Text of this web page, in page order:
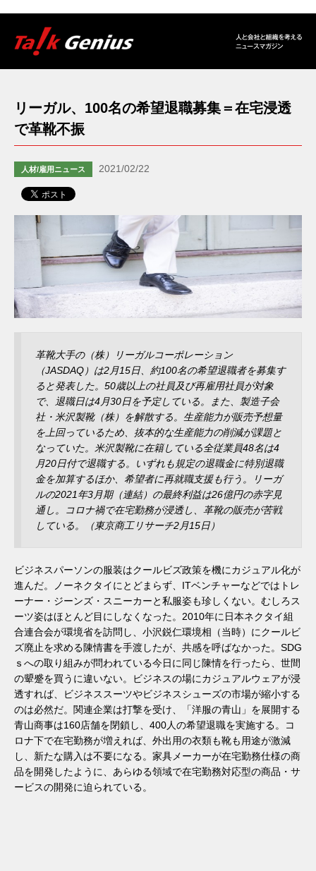
リーガル、100名の希望退職募集＝在宅浸透
で革靴不振
人材/雇用ニュース 2021/02/22
革靴大手の（株）リーガルコーポレーション
（JASDAQ）は2月15日、約100名の希望退職者を募集す
ると発表した。50歳以上の社員及び再雇用社員が対象
で、退職日は4月30日を予定している。また、製造子会
社・米沢製靴（株）を解散する。生産能力が販売予想量
を上回っているため、抜本的な生産能力の削減が課題と
なっていた。米沢製靴に在籍している全従業員48名は4
月20日付で退職する。いずれも規定の退職金に特別退職
金を加算するほか、希望者に再就職支援も行う。リーガ
ルの2021年3月期（連結）の最終利益は26億円の赤字見
通し。コロナ禍で在宅勤務が浸透し、革靴の販売が苦戦
している。（東京商工リサーチ2月15日）
ビジネスパーソンの服装はクールビズ政策を機にカジュアル化が
進んだ。ノーネクタイにとどまらず、ITベンチャーなどではトレ
ーナー・ジーンズ・スニーカーと私服姿も珍しくない。むしろス
ーツ姿はほとんど目にしなくなった。2010年に日本ネクタイ組
合連合会が環境省を訪問し、小沢鋭仁環境相（当時）にクールビ
ズ廃止を求める陳情書を手渡したが、共感を呼ばなかった。SDG
ｓへの取り組みが問われている今日に同じ陳情を行ったら、世間
の顰蹙を買うに違いない。ビジネスの場にカジュアルウェアが浸
透すれば、ビジネススーツやビジネスシューズの市場が縮小する
のは必然だ。関連企業は打撃を受け、「洋服の青山」を展開する
青山商事は160店舗を閉鎖し、400人の希望退職を実施する。コ
ロナ下で在宅勤務が増えれば、外出用の衣類も靴も用途が激減
し、新たな購入は不要になる。家具メーカーが在宅勤務仕様の商
品を開発したように、あらゆる領域で在宅勤務対応型の商品・サ
ービスの開発に迫られている。